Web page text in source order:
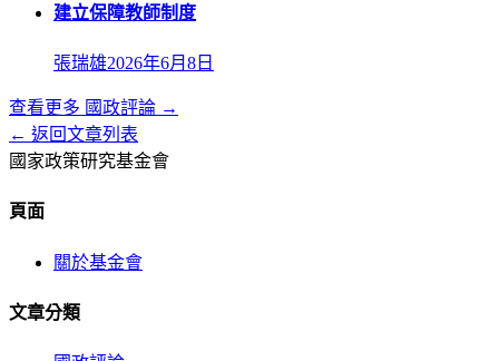
建立保障教師制度
張瑞雄2026年6月8日
查看更多 國政評論 →
← 返回文章列表
國家政策研究基金會
頁面
關於基金會
文章分類